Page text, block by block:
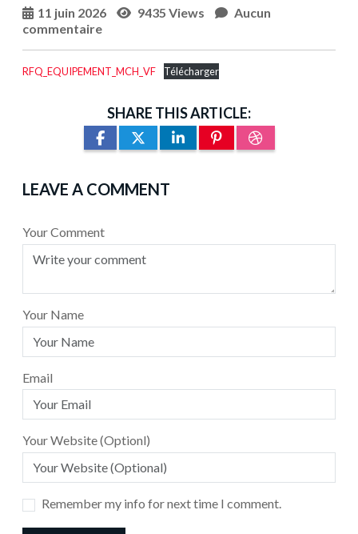
11 juin 2026 9435 Views
Aucun
commentaire
RFQ_EQUIPEMENT_MCH_VF Télécharger
SHARE THIS ARTICLE:
LEAVE A COMMENT
Your Comment
Your Name
Email
Your Website (Optionl)
Remember my info for next time I comment.